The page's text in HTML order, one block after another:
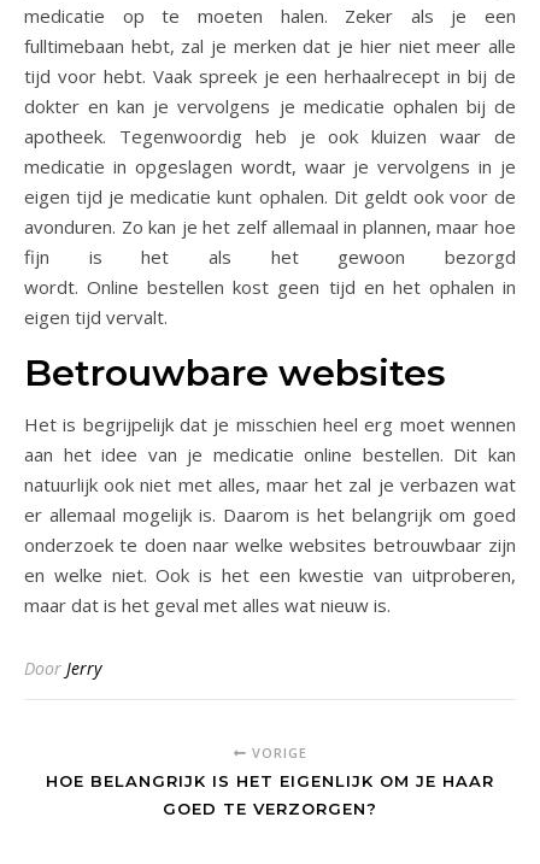
medicatie op te moeten halen. Zeker als je een
fulltimebaan hebt, zal je merken dat je hier niet meer alle
tijd voor hebt. Vaak spreek je een herhaalrecept in bij de
dokter en kan je vervolgens je medicatie ophalen bij de
apotheek. Tegenwoordig heb je ook kluizen waar de
medicatie in opgeslagen wordt, waar je vervolgens in je
eigen tijd je medicatie kunt ophalen. Dit geldt ook voor de
avonduren. Zo kan je het zelf allemaal in plannen, maar hoe
fijn is het als het gewoon bezorgd
wordt. Online bestellen kost geen tijd en het ophalen in
eigen tijd vervalt.
Betrouwbare websites
Het is begrijpelijk dat je misschien heel erg moet wennen
aan het idee van je medicatie online bestellen. Dit kan
natuurlijk ook niet met alles, maar het zal je verbazen wat
er allemaal mogelijk is. Daarom is het belangrijk om goed
onderzoek te doen naar welke websites betrouwbaar zijn
en welke niet. Ook is het een kwestie van uitproberen,
maar dat is het geval met alles wat nieuw is.
Door Jerry
VORIGE
HOE BELANGRIJK IS HET EIGENLIJK OM JE HAAR
GOED TE VERZORGEN?